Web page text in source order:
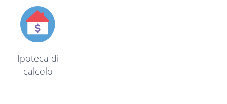
Ipoteca di
calcolo